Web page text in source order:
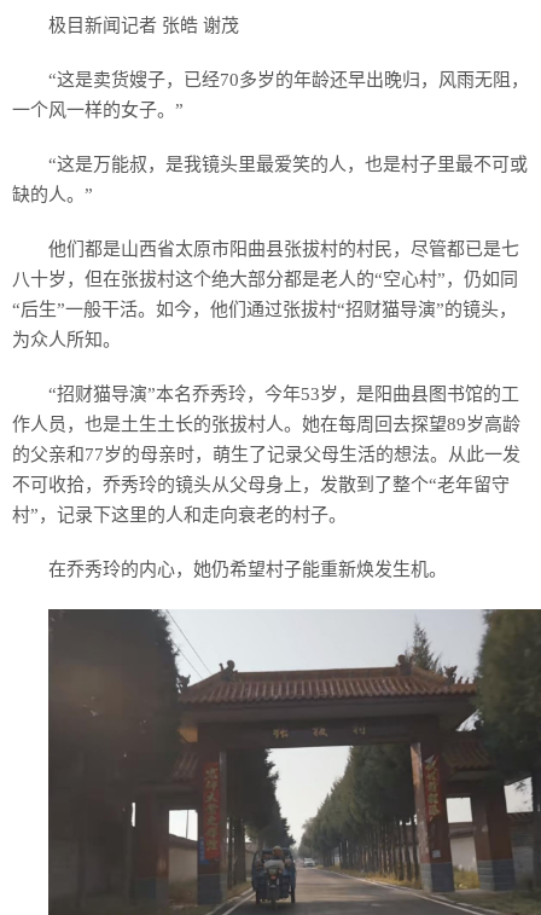
极目新闻记者 张皓 谢茂
“这是卖货嫂子，已经70多岁的年龄还早出晚归，风雨无阻，
一个风一样的女子。”
“这是万能叔，是我镜头里最爱笑的人，也是村子里最不可或
缺的人。”
他们都是山西省太原市阳曲县张拔村的村民，尽管都已是七
八十岁，但在张拔村这个绝大部分都是老人的“空心村”，仍如同
“后生”一般干活。如今，他们通过张拔村“招财猫导演”的镜头，
为众人所知。
“招财猫导演”本名乔秀玲，今年53岁，是阳曲县图书馆的工
作人员，也是土生土长的张拔村人。她在每周回去探望89岁高龄
的父亲和77岁的母亲时，萌生了记录父母生活的想法。从此一发
不可收拾，乔秀玲的镜头从父母身上，发散到了整个“老年留守
村”，记录下这里的人和走向衰老的村子。
在乔秀玲的内心，她仍希望村子能重新焕发生机。